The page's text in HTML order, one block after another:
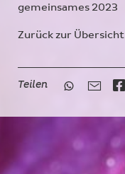
gemeinsames 2023
Zurück zur Übersicht
Teilen